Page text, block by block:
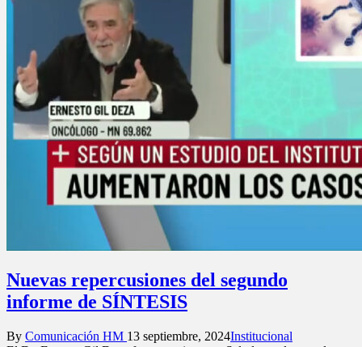
Nuevas repercusiones del segundo
informe de SÍNTESIS
Posted
By Comunicación HM 13 septiembre, 2024Posted
Institucional